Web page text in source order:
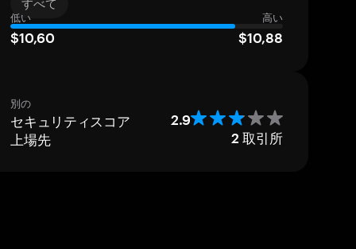
すべて
低い 高い
$10,60 $10,88
別の
セキュリティスコア 2.9
上場先 2 取引所